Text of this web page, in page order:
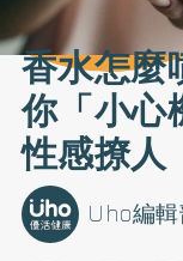
香水怎麼
你「小心
性感撩人
Uho編